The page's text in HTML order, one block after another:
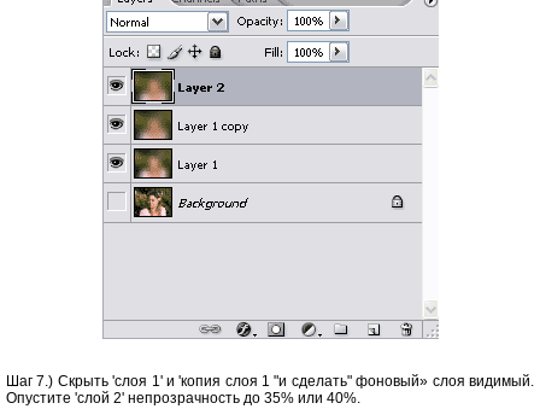
Шаг 7.) Скрыть 'слоя 1' и 'копия слоя 1 "и сделать" фоновый» слоя видимый.
Опустите 'слой 2' непрозрачность до 35% или 40%.